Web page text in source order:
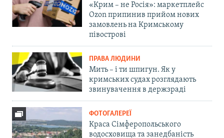
«Крим – не Росія»: маркетплейс
Ozon припинив прийом нових
замовлень на Кримському
півострові
ПРАВА ЛЮДИНИ
Мить – і ти шпигун. Як у
кримських судах розглядають
звинувачення в держзраді
ФОТОГАЛЕРЕЇ
Краса Сімферопольського
водосховища та занедбаність